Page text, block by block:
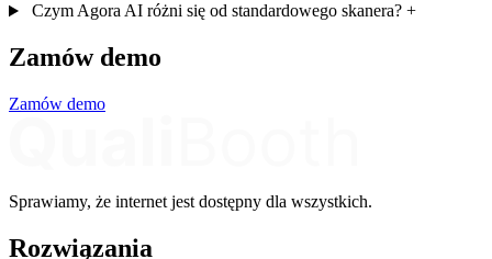
Czym Agora AI różni się od standardowego skanera? +
Zamów demo
Zamów demo
Sprawiamy, że internet jest dostępny dla wszystkich.
Rozwiązania